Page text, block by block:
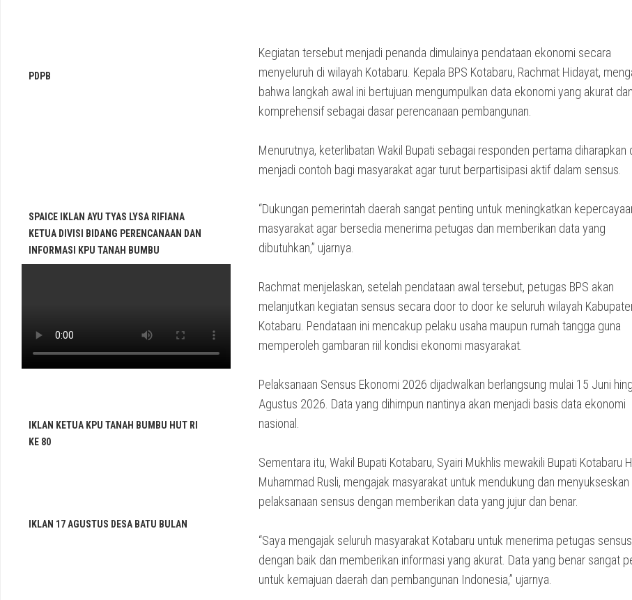
Kegiatan tersebut menjadi penanda dimulainya pendataan ekonomi secara
menyeluruh di wilayah Kotabaru. Kepala BPS Kotabaru, Rachmat Hidayat,
bahwa langkah awal ini bertujuan mengumpulkan data ekonomi yang akurat dan
komprehensif sebagai dasar perencanaan pembangunan.
Menurutnya, keterlibatan Wakil Bupati sebagai responden pertama diharapkan
menjadi contoh bagi masyarakat agar turut berpartisipasi aktif dalam sensus.
“Dukungan pemerintah daerah sangat penting untuk meningkatkan
masyarakat agar bersedia menerima petugas dan memberikan data yang
dibutuhkan,” ujarnya.
Rachmat menjelaskan, setelah pendataan awal tersebut, petugas BPS akan
melanjutkan kegiatan sensus secara door to door ke seluruh wilayah
Kotabaru. Pendataan ini mencakup pelaku usaha maupun rumah tangga guna
memperoleh gambaran riil kondisi ekonomi masyarakat.
Pelaksanaan Sensus Ekonomi 2026 dijadwalkan berlangsung mulai 15 Juni
Agustus 2026. Data yang dihimpun nantinya akan menjadi basis data ekonomi
nasional.
Sementara itu, Wakil Bupati Kotabaru, Syairi Mukhlis mewakili Bupati Kotabaru H.
Muhammad Rusli, mengajak masyarakat untuk mendukung dan menyukseskan
pelaksanaan sensus dengan memberikan data yang jujur dan benar.
“Saya mengajak seluruh masyarakat Kotabaru untuk menerima petugas sensus
dengan baik dan memberikan informasi yang akurat. Data yang benar sangat
untuk kemajuan daerah dan pembangunan Indonesia,” ujarnya.
PDPB
SPAICE IKLAN AYU TYAS LYSA RIFIANA
KETUA DIVISI BIDANG PERENCANAAN DAN
INFORMASI KPU TANAH BUMBU
IKLAN KETUA KPU TANAH BUMBU HUT RI
KE 80
IKLAN 17 AGUSTUS DESA BATU BULAN